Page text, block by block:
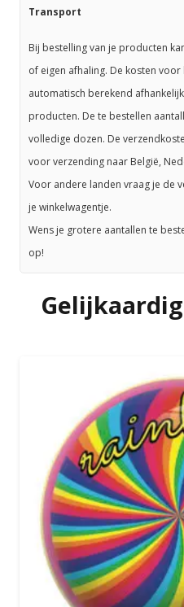
Transport
Bij bestelling van je producten
of eigen afhaling. De kosten
automatisch berekend
producten. De te bestellen
volledige dozen. De
voor verzending naar België,
Voor andere landen vraag je de
je winkelwagentje.
Wens je grotere aantallen te
op!